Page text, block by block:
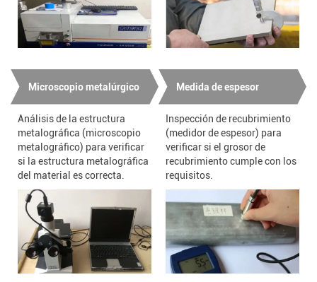
Microscopio metalúrgico
Análisis de la estructura
metalográfica (microscopio
metalográfico) para verificar
si la estructura metalográfica
del material es correcta.
Medida de espesor
Inspección de recubrimiento
(medidor de espesor) para
verificar si el grosor de
recubrimiento cumple con los
requisitos.